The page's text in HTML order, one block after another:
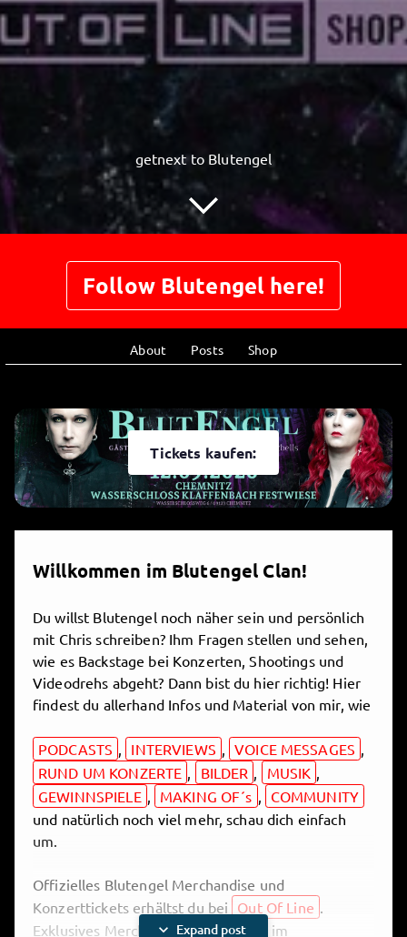
getnext to Blutengel
Follow Blutengel here!
About Posts Shop
Tickets kaufen:
Willkommen im Blutengel Clan!
Du willst Blutengel noch näher sein und persönlich
mit Chris schreiben? Ihm Fragen stellen und sehen,
wie es Backstage bei Konzerten, Shootings und
Videodrehs abgeht? Dann bist du hier richtig! Hier
findest du allerhand Infos und Material von mir, wie
PODCASTS INTERVIEWS VOICE MESSAGES
RUND UM KONZERTE
BILDER MUSIK
GEWINNSPIELE
MAKING OF´s
COMMUNITY
und natürlich noch viel mehr, schau dich einfach
um.
Offizielles Blutengel Merchandise und
Konzerttickets erhältst du bei Out Of Line
Exklusives Merch gibt´s hier bei uns im
expand_more Expand post